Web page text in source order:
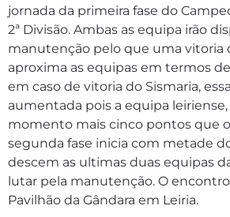
jornada da primeira fase do
2ª Divisão. Ambas as equipa irão
manutenção pelo que uma vitoria
aproxima as equipas em termos
em caso de vitoria do Sismaria,
aumentada pois a equipa
momento mais cinco pontos que
segunda fase inicia com metade
descem as ultimas duas equipas
lutar pela manutenção. O
Pavilhão da Gândara em Leiria.